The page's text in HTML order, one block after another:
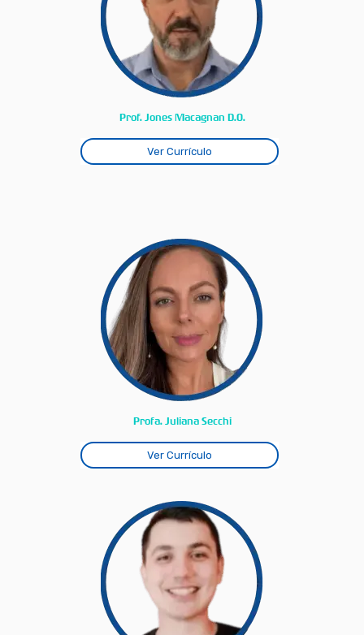
Prof. Jones Macagnan D.O.
Ver Currículo
Profa. Juliana Secchi
Ver Currículo